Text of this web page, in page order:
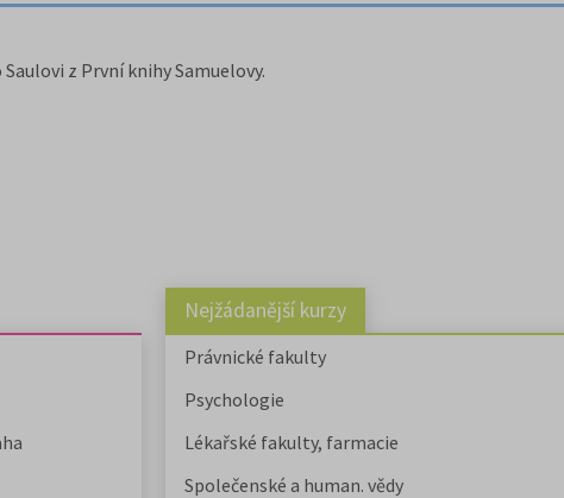
z První knihy Samuelovy.
Nejžádanější kurzy
Právnické fakulty
Psychologie
Lékařské fakulty, farmacie
Společenské a human. vědy